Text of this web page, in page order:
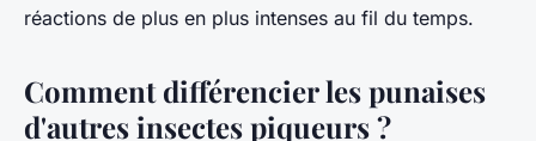
réactions de plus en plus intenses au fil du temps.
Comment différencier les punaises
d'autres insectes piqueurs ?